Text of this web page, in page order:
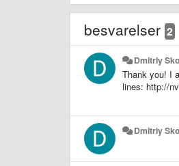
besvarelser 2
Dmitriy
Thank you! I
lines: http://
Dmitriy